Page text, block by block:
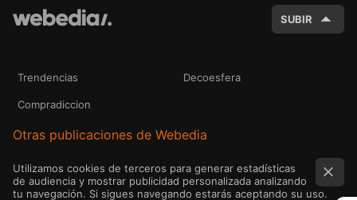
SUBIR
Trendencias Decoesfera
Compradiccion
Otras publicaciones de Webedia
Utilizamos cookies de terceros para generar estadísticas
de audiencia y mostrar publicidad personalizada analizando
tu navegación. Si sigues navegando estarás aceptando su uso.